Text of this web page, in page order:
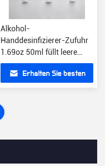
Alkohol-
Handdesinfizierer-Zufuhr
1.69oz 50ml füllt leere
Nachfüllung Mini Heart
Shaped Keychain ab
Erhalten Sie besten